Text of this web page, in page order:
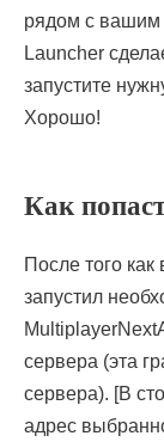
рядом с
Launcher
запустите
Хорошо!
Как
После того
запустил
сервера (эта
сервера). [В
адрес